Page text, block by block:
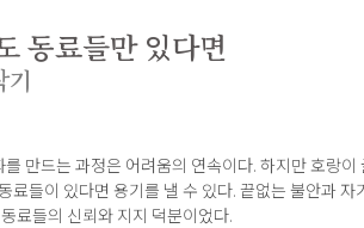
동료들만 있다면
만드는 과정은 어려움의 연속이다. 하지만 호랑이
료들이 있다면 용기를 낼 수 있다. 끝없는 불안과 자
료들의 신뢰와 지지 덕분이었다.